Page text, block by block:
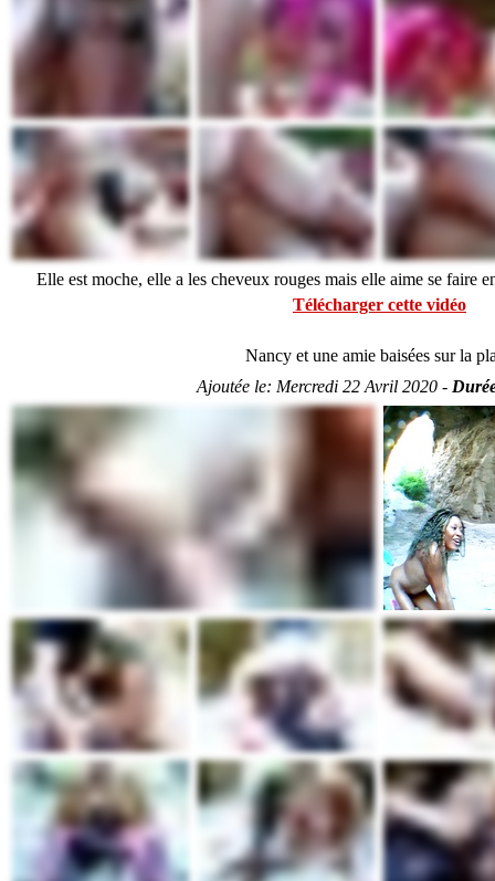
Elle est moche, elle a les cheveux rouges mais elle aime se faire
Télécharger cette vidéo
Nancy et une amie baisées sur la
Ajoutée le: Mercredi 22 Avril 2020 -